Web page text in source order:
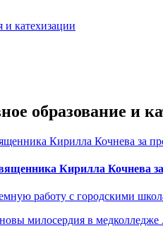
и катехизации
образование и
Кирилла Кочнева
работу с городскими